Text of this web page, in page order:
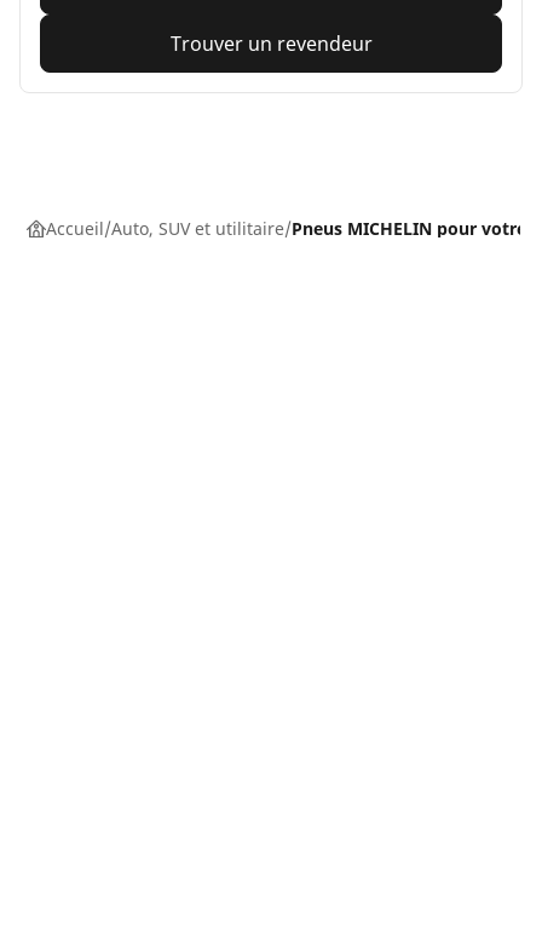
Trouver un revendeur
Accueil Auto, SUV et utilitaire Pneus MICHELIN pour votre